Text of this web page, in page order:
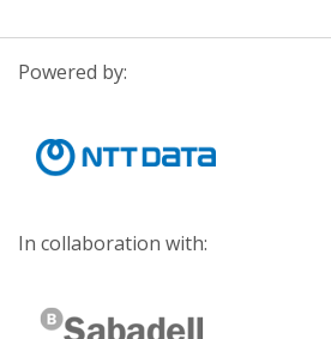
Powered by:
In collaboration with: